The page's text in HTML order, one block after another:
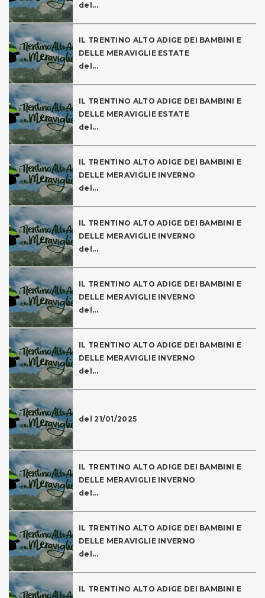
del...
IL TRENTINO ALTO ADIGE DEI BAMBINI E
DELLE MERAVIGLIE ESTATE
del...
IL TRENTINO ALTO ADIGE DEI BAMBINI E
DELLE MERAVIGLIE ESTATE
del...
IL TRENTINO ALTO ADIGE DEI BAMBINI E
DELLE MERAVIGLIE INVERNO
del...
IL TRENTINO ALTO ADIGE DEI BAMBINI E
DELLE MERAVIGLIE INVERNO
del...
IL TRENTINO ALTO ADIGE DEI BAMBINI E
DELLE MERAVIGLIE INVERNO
del...
IL TRENTINO ALTO ADIGE DEI BAMBINI E
DELLE MERAVIGLIE INVERNO
del...
del 21/01/2025
IL TRENTINO ALTO ADIGE DEI BAMBINI E
DELLE MERAVIGLIE INVERNO
del...
IL TRENTINO ALTO ADIGE DEI BAMBINI E
DELLE MERAVIGLIE INVERNO
del...
IL TRENTINO ALTO ADIGE DEI BAMBINI E